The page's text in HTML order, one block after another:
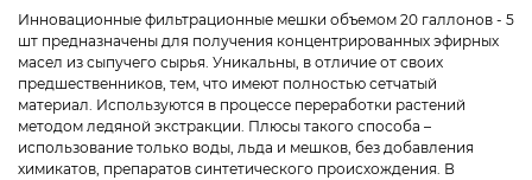
Инновационные фильтрационные мешки объемом 20 галлонов - 5
шт предназначены для получения концентрированных эфирных
масел из сыпучего сырья. Уникальны, в отличие от своих
предшественников, тем, что имеют полностью сетчатый
материал. Используются в процессе переработки растений
методом ледяной экстракции. Плюсы такого способа –
использование только воды, льда и мешков, без добавления
химикатов, препаратов синтетического происхождения. В